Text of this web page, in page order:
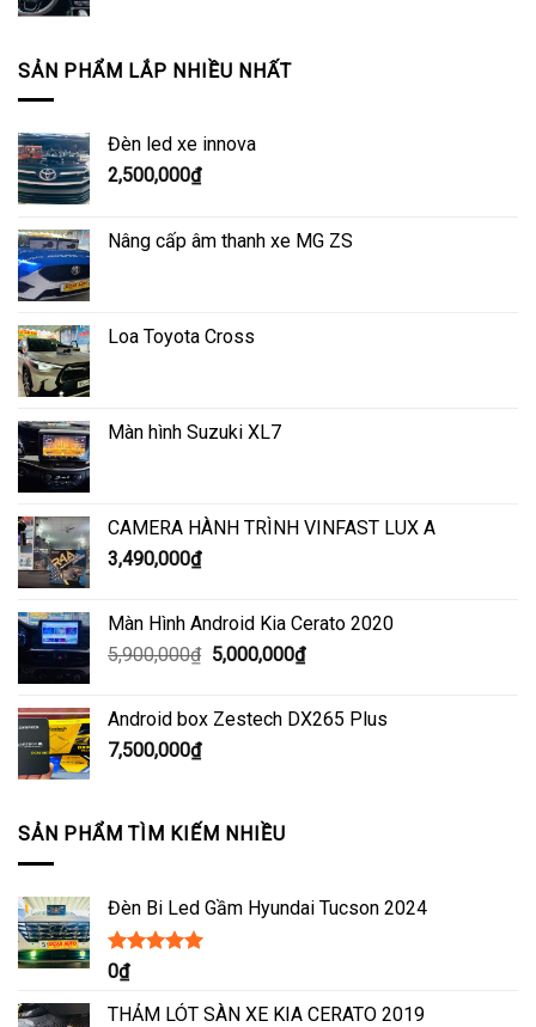
SẢN PHẨM LẮP NHIỀU NHẤT
Đèn led xe innova
2,500,000₫
Nâng cấp âm thanh xe MG ZS
Loa Toyota Cross
Màn hình Suzuki XL7
CAMERA HÀNH TRÌNH VINFAST LUX A
3,490,000₫
Màn Hình Android Kia Cerato 2020
5,900,000₫ Giá
5,900,000₫.
5,000,000₫Giá
là:
Android box Zestech DX265 Plus
7,500,000₫
SẢN PHẨM TÌM KIẾM NHIỀU
Đèn Bi Led Gầm Hyundai Tucson 2024
Được xếp
hạng
sao
0₫
THẢM LÓT SÀN XE KIA CERATO 2019